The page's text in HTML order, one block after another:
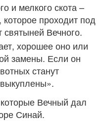
и мелкого скота –
проходит под
святыней Вечного.
хорошее оно или
замены. Если он
станут
Вечный дал
Синай.